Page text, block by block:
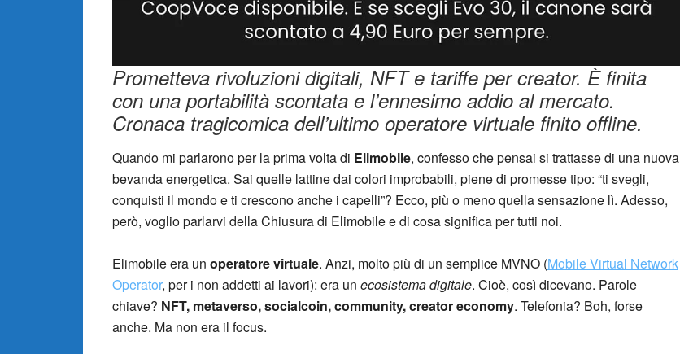
Prometteva rivoluzioni digitali, NFT e tariffe per creator. È finita
con una portabilità scontata e l’ennesimo addio al mercato.
Cronaca tragicomica dell’ultimo operatore virtuale finito offline.
Quando mi parlarono per la prima volta di Elimobile, confesso che pensai si trattasse di una nuova
bevanda energetica. Sai quelle lattine dai colori improbabili, piene di promesse tipo: “ti svegli,
conquisti il mondo e ti crescono anche i capelli”? Ecco, più o meno quella sensazione lì. Adesso,
però, voglio parlarvi della Chiusura di Elimobile e di cosa significa per tutti noi.
Elimobile era un operatore virtuale. Anzi, molto più di un semplice MVNO (Mobile Virtual Network
Operator, per i non addetti ai lavori): era un ecosistema digitale. Cioè, così dicevano. Parole
chiave? NFT, metaverso, socialcoin, community, creator economy. Telefonia? Boh, forse
anche. Ma non era il focus.